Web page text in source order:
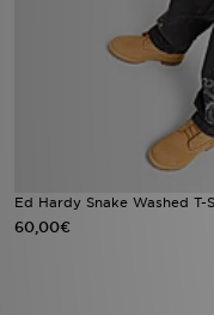
Ed Hardy Snake Washed T-
60,00€